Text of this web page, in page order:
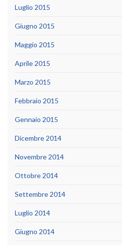
Luglio 2015
Giugno 2015
Maggio 2015
Aprile 2015
Marzo 2015
Febbraio 2015
Gennaio 2015
Dicembre 2014
Novembre 2014
Ottobre 2014
Settembre 2014
Luglio 2014
Giugno 2014